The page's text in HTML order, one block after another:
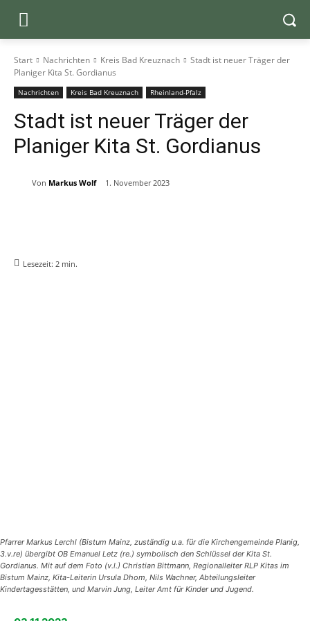
Start Nachrichten Kreis Bad Kreuznach
Stadt ist neuer Träger der
Planiger Kita St. Gordianus
Nachrichten Kreis Bad Kreuznach Rheinland-Pfalz
Stadt ist neuer Träger der
Planiger Kita St. Gordianus
Von Markus Wolf 1. November 2023
Lesezeit: 2 min.
Pfarrer Markus Lerchl (Bistum Mainz, zuständig u.a. für die Kirchengemeinde Planig,
3.v.re) übergibt OB Emanuel Letz (re.) symbolisch den Schlüssel der Kita St.
Gordianus. Mit auf dem Foto (v.l.) Christian Bittmann, Regionalleiter RLP Kitas im
Bistum Mainz, Kita-Leiterin Ursula Dhom, Nils Wachner, Abteilungsleiter
Kindertagesstätten, und Marvin Jung, Leiter Amt für Kinder und Jugend.